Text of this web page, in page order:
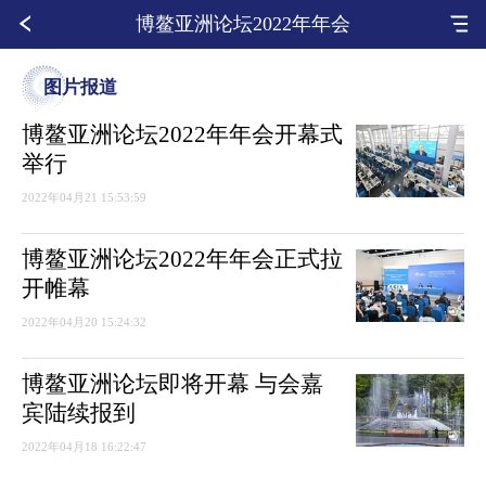
博鳌亚洲论坛2022年年会
图片报道
博鳌亚洲论坛2022年年会开幕式
举行
2022年04月21 15:53:59
博鳌亚洲论坛2022年年会正式拉
开帷幕
2022年04月20 15:24:32
博鳌亚洲论坛即将开幕 与会嘉
宾陆续报到
2022年04月18 16:22:47